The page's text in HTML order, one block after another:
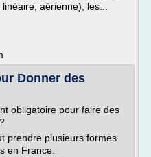
aérienne), les...
Donner des
obligatoire pour faire des
prendre plusieurs formes
en France.